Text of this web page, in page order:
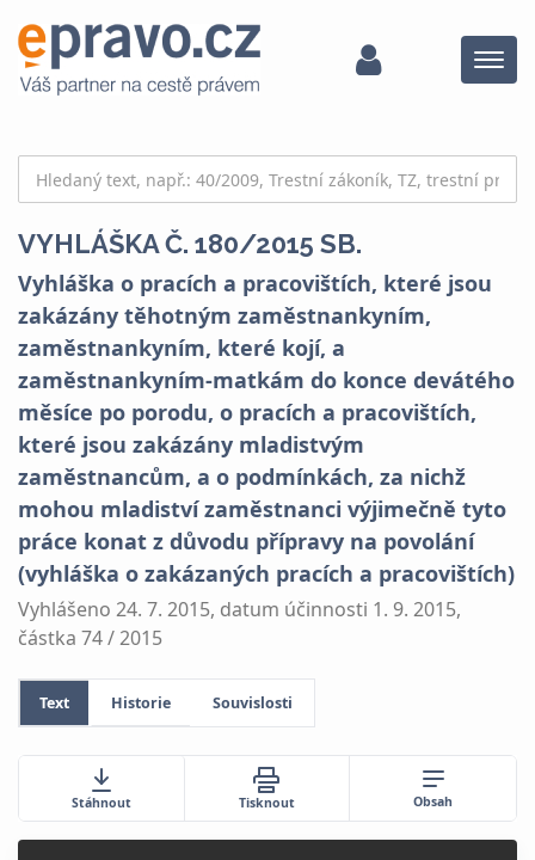
Menu
VYHLÁŠKA Č. 180/2015 SB.
Vyhláška o pracích a pracovištích, které jsou
zakázány těhotným zaměstnankyním,
zaměstnankyním, které kojí, a
zaměstnankyním-matkám do konce devátého
měsíce po porodu, o pracích a pracovištích,
které jsou zakázány mladistvým
zaměstnancům, a o podmínkách, za nichž
mohou mladiství zaměstnanci výjimečně tyto
práce konat z důvodu přípravy na povolání
(vyhláška o zakázaných pracích a pracovištích)
Vyhlášeno 24. 7. 2015, datum účinnosti 1. 9. 2015,
částka 74 / 2015
Text Historie Souvislosti
Stáhnout Tisknout Obsah